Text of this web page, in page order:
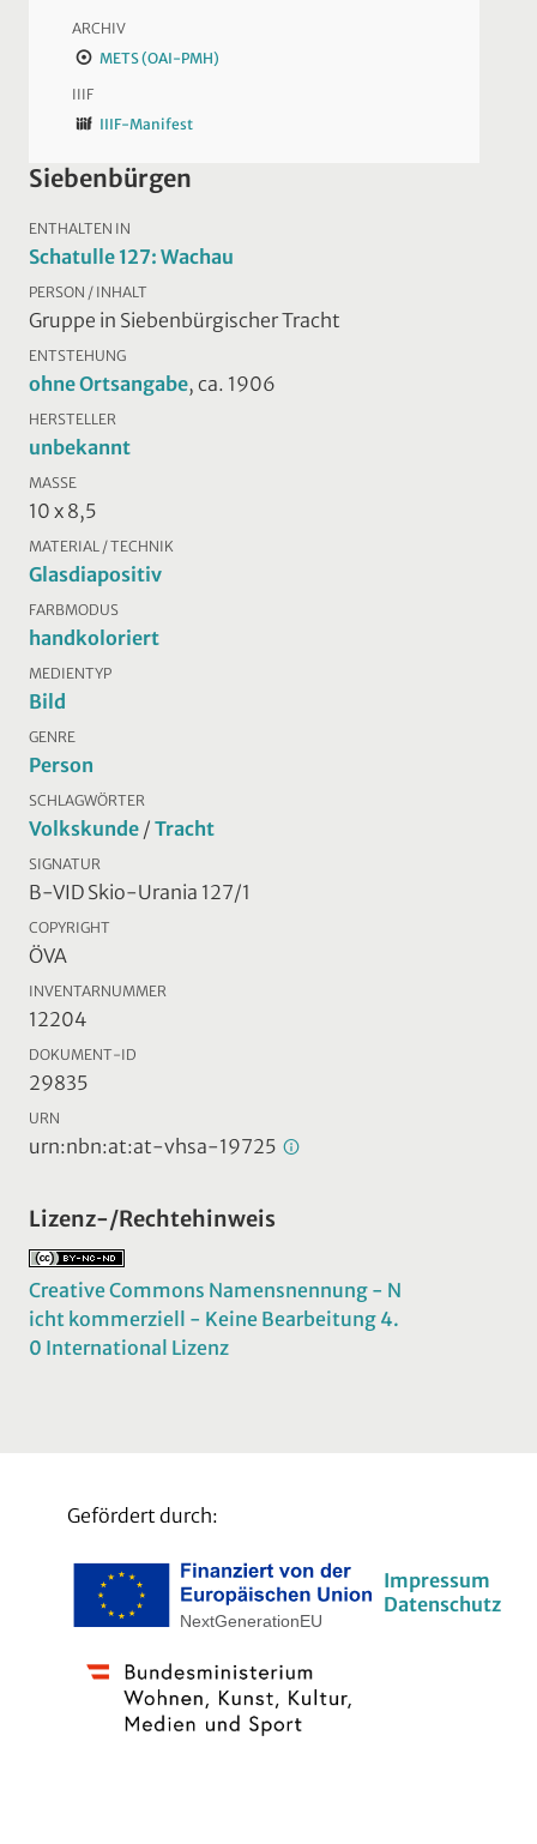
ARCHIV
METS (OAI-PMH)
IIIF
IIIF-Manifest
Siebenbürgen
ENTHALTEN IN
Schatulle 127: Wachau
PERSON / INHALT
Gruppe in Siebenbürgischer Tracht
ENTSTEHUNG
ohne Ortsangabe, ca. 1906
HERSTELLER
unbekannt
MASSE
10 x 8,5
MATERIAL / TECHNIK
Glasdiapositiv
FARBMODUS
handkoloriert
MEDIENTYP
Bild
GENRE
Person
SCHLAGWÖRTER
Volkskunde / Tracht
SIGNATUR
B-VID Skio-Urania 127/1
COPYRIGHT
ÖVA
INVENTARNUMMER
12204
DOKUMENT-ID
29835
URN
urn:nbn:at:at-vhsa-19725
Lizenz-/Rechtehinweis
Creative Commons Namensnennung - N
icht kommerziell - Keine Bearbeitung 4.
0 International Lizenz
Gefördert durch:
Impressum
Datenschutz